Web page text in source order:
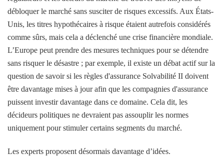
débloquer le marché sans susciter de risques excessifs. Aux États-
Unis, les titres hypothécaires à risque étaient autrefois considérés
comme sûrs, mais cela a déclenché une crise financière mondiale.
L’Europe peut prendre des mesures techniques pour se détendre
sans risquer le désastre ; par exemple, il existe un débat actif sur la
question de savoir si les règles d'assurance Solvabilité II doivent
être davantage mises à jour afin que les compagnies d'assurance
puissent investir davantage dans ce domaine. Cela dit, les
décideurs politiques ne devraient pas assouplir les normes
uniquement pour stimuler certains segments du marché.
Les experts proposent désormais davantage d’idées.